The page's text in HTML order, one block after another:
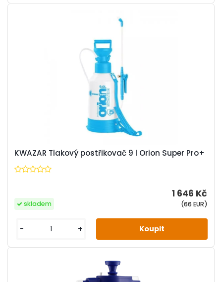
KWAZAR Tlakový postřikovač 9 l Orion Super Pro+
1 646 Kč
(66 EUR)
skladem
- +